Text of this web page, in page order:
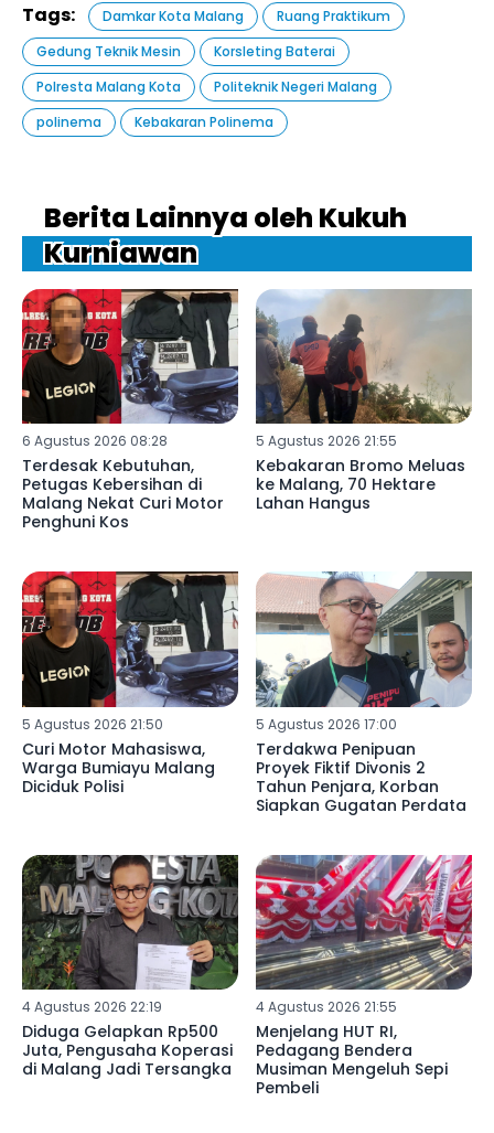
Tags: Damkar Kota Malang
Ruang Praktikum
Gedung Teknik Mesin
Korsleting Baterai
Polresta Malang Kota
Politeknik Negeri Malang
polinema
Kebakaran Polinema
Berita Lainnya oleh Kukuh
Kurniawan
6 Agustus 2026 08:28
Terdesak Kebutuhan,
Petugas Kebersihan di
Malang Nekat Curi Motor
Penghuni Kos
5 Agustus 2026 21:55
Kebakaran Bromo Meluas
ke Malang, 70 Hektare
Lahan Hangus
5 Agustus 2026 21:50
Curi Motor Mahasiswa,
Warga Bumiayu Malang
Diciduk Polisi
5 Agustus 2026 17:00
Terdakwa Penipuan
Proyek Fiktif Divonis 2
Tahun Penjara, Korban
Siapkan Gugatan Perdata
4 Agustus 2026 22:19
Diduga Gelapkan Rp500
Juta, Pengusaha Koperasi
di Malang Jadi Tersangka
4 Agustus 2026 21:55
Menjelang HUT RI,
Pedagang Bendera
Musiman Mengeluh Sepi
Pembeli